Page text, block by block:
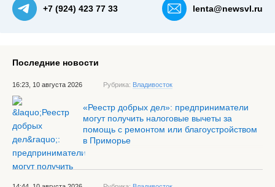
+7 (924) 423 77 33 lenta@newsvl.ru
Последние новости
16:23, 10 августа 2026 Рубрика: Владивосток
«Реестр добрых дел»: предприниматели
могут получить налоговые вычеты за
помощь с ремонтом или благоустройством
в Приморье